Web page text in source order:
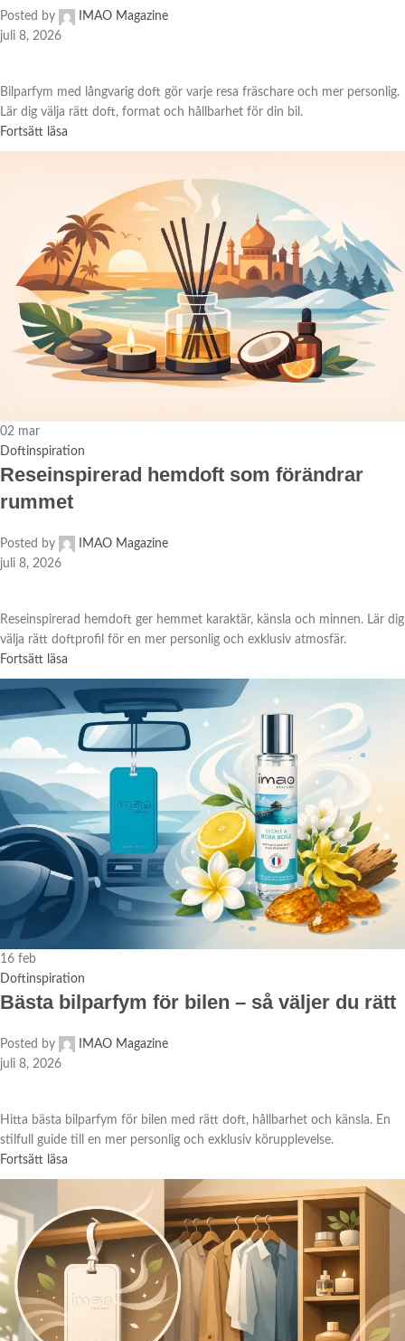
Posted by
IMAO Magazine
juli 8, 2026
Bilparfym med långvarig doft gör varje resa fräschare och mer personlig.
Lär dig välja rätt doft, format och hållbarhet för din bil.
Fortsätt läsa
02 mar
Doftinspiration
Reseinspirerad hemdoft som förändrar
rummet
Posted by
IMAO Magazine
juli 8, 2026
Reseinspirerad hemdoft ger hemmet karaktär, känsla och minnen. Lär dig
välja rätt doftprofil för en mer personlig och exklusiv atmosfär.
Fortsätt läsa
16 feb
Doftinspiration
Bästa bilparfym för bilen – så väljer du rätt
Posted by
IMAO Magazine
juli 8, 2026
Hitta bästa bilparfym för bilen med rätt doft, hållbarhet och känsla. En
stilfull guide till en mer personlig och exklusiv körupplevelse.
Fortsätt läsa